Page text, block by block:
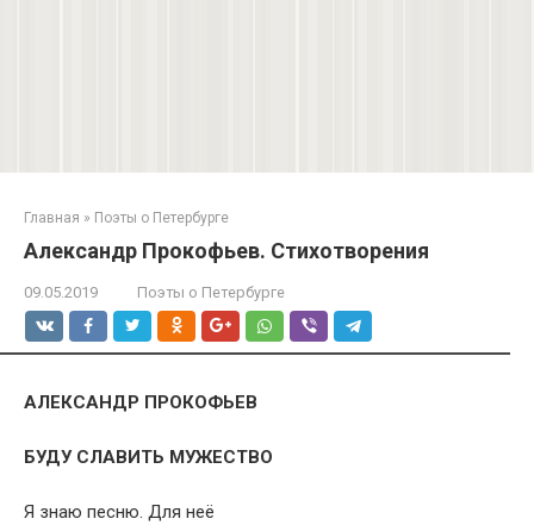
Главная » Поэты о Петербурге
Александр Прокофьев. Стихотворения
09.05.2019 Поэты о Петербурге
АЛЕКСАНДР ПРОКОФЬЕВ
БУДУ СЛАВИТЬ МУЖЕСТВО
Я знаю песню. Для неё